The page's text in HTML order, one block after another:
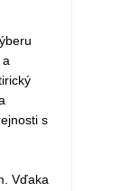
s
Vďaka